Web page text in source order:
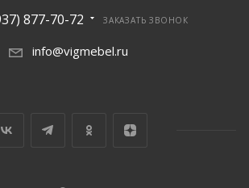
877-70-72 ЗАКАЗАТЬ ЗВОНОК
info@vigmebel.ru